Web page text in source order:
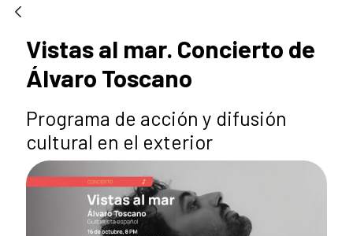
Vistas al mar. Concierto de
Álvaro Toscano
Programa de acción y difusión
cultural en el exterior